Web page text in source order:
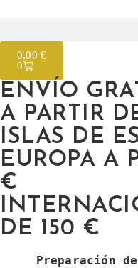
0,00 €
0
ENVÍO
A PARTIR
ISLAS DE
EUROPA A
€
DE 150 €
Preparación